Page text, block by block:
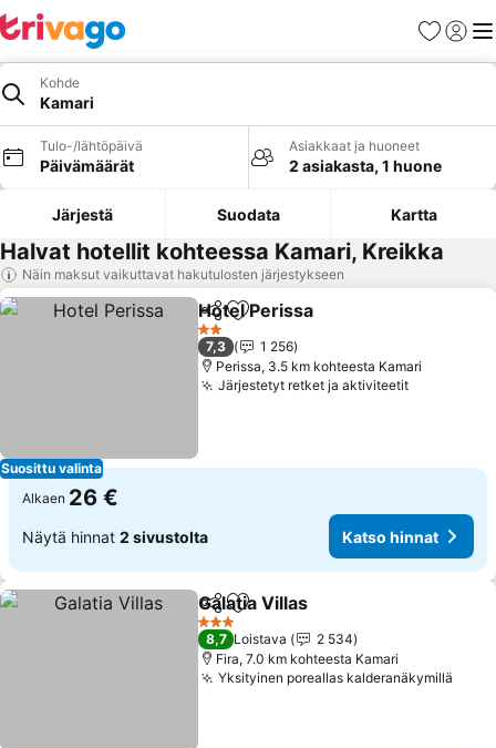
Suosikit
Kohde
Kamari
Tulo-/lähtöpäivä
Päivämäärät
Asiakkaat ja huoneet
2 asiakasta, 1 huone
Järjestä Suodata Kartta
Halvat hotellit kohteessa Kamari, Kreikka
Näin maksut vaikuttavat hakutulosten järjestykseen
Suosittu valinta
Jaa Lisää suosikkeihin
Hotel Perissa
2 Tähtiluokitus
7,3
1 256
Perissa, 3.5 km kohteesta Kamari
Järjestetyt retket ja aktiviteetitKatso
Alkaen 26 €
Näytä hinnat 2 sivustolta Katso hinnat
Jaa Lisää suosikkeihin
Galatia Villas
3 Tähtiluokitus
8,7 Loistava
2 534
Fira, 7.0 km kohteesta Kamari
Yksityinen poreallas kalderanäkymillä